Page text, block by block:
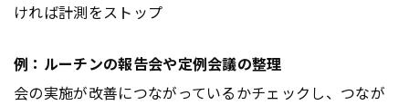
ければ計測をストップ
例：ルーチンの報告会や定例会議の整理
会の実施が改善につながっているかチェックし、つなが